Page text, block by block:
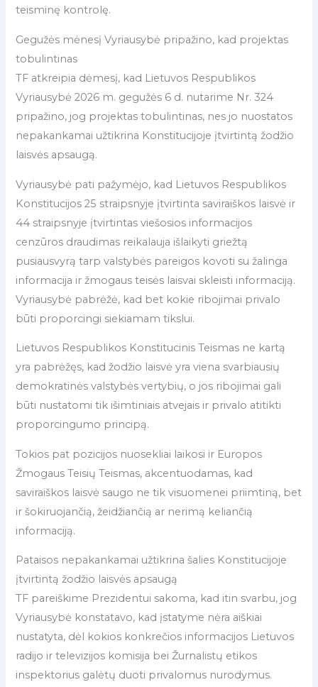
teisminę kontrolę.
Gegužės mėnesį Vyriausybė pripažino, kad projektas
tobulintinas
TF atkreipia dėmesį, kad Lietuvos Respublikos
Vyriausybė 2026 m. gegužės 6 d. nutarime Nr. 324
pripažino, jog projektas tobulintinas, nes jo nuostatos
nepakankamai užtikrina Konstitucijoje įtvirtintą žodžio
laisvės apsaugą.
Vyriausybė pati pažymėjo, kad Lietuvos Respublikos
Konstitucijos 25 straipsnyje įtvirtinta saviraiškos laisvė ir
44 straipsnyje įtvirtintas viešosios informacijos
cenzūros draudimas reikalauja išlaikyti griežtą
pusiausvyrą tarp valstybės pareigos kovoti su žalinga
informacija ir žmogaus teisės laisvai skleisti informaciją.
Vyriausybė pabrėžė, kad bet kokie ribojimai privalo
būti proporcingi siekiamam tikslui.
Lietuvos Respublikos Konstitucinis Teismas ne kartą
yra pabrėžęs, kad žodžio laisvė yra viena svarbiausių
demokratinės valstybės vertybių, o jos ribojimai gali
būti nustatomi tik išimtiniais atvejais ir privalo atitikti
proporcingumo principą.
Tokios pat pozicijos nuosekliai laikosi ir Europos
Žmogaus Teisių Teismas, akcentuodamas, kad
saviraiškos laisvė saugo ne tik visuomenei priimtiną, bet
ir šokiruojančią, žeidžiančią ar nerimą keliančią
informaciją.
Pataisos nepakankamai užtikrina šalies Konstitucijoje
įtvirtintą žodžio laisvės apsaugą
TF pareiškime Prezidentui sakoma, kad itin svarbu, jog
Vyriausybė konstatavo, kad įstatyme nėra aiškiai
nustatyta, dėl kokios konkrečios informacijos Lietuvos
radijo ir televizijos komisija bei Žurnalistų etikos
inspektorius galėtų duoti privalomus nurodymus.